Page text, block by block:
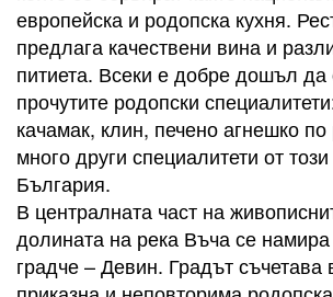
европейска и родопска кухня.
предлага качествени вина и
питиета. Всеки е добре дошъл да
прочутите родопски
качамак, клин, печено агнешко
много други специалитети от
България.
В централната част на
долината на река Въча се
градче – Девин. Градът съчетава